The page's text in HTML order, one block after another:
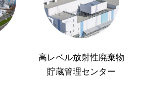
高レベル放射性廃棄物
貯蔵管理センター